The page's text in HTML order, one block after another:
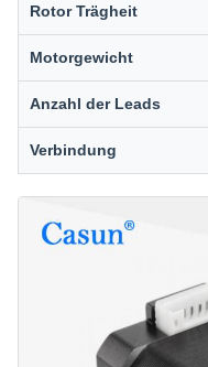
Rotor Trägheit
Motorgewicht
Anzahl der Leads
Verbindung